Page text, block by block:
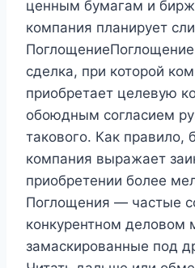
ценным бумагам и
компания планирует
сделка, при которой
приобретает целевую
обоюдным согласием
такового. Как правило,
компания выражает
приобретении более
Поглощения — частые
конкурентном деловом
замаскированные под